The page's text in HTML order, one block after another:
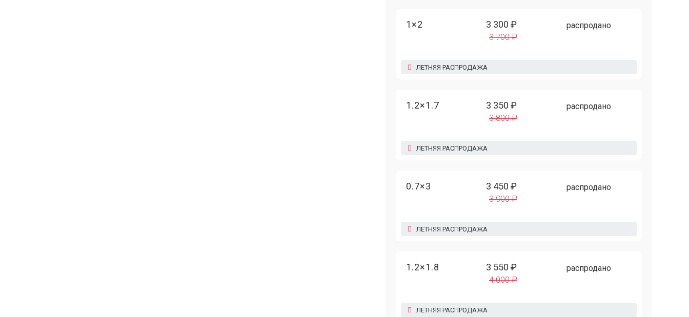
1×2 3 300 ₽
3 700 ₽
распродано
ЛЕТНЯЯ РАСПРОДАЖА
1.2×1.7 3 350 ₽
3 800 ₽
распродано
ЛЕТНЯЯ РАСПРОДАЖА
0.7×3 3 450 ₽
3 900 ₽
распродано
ЛЕТНЯЯ РАСПРОДАЖА
1.2×1.8 3 550 ₽
4 000 ₽
распродано
ЛЕТНЯЯ РАСПРОДАЖА